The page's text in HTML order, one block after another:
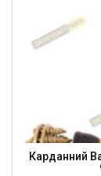
Карданний